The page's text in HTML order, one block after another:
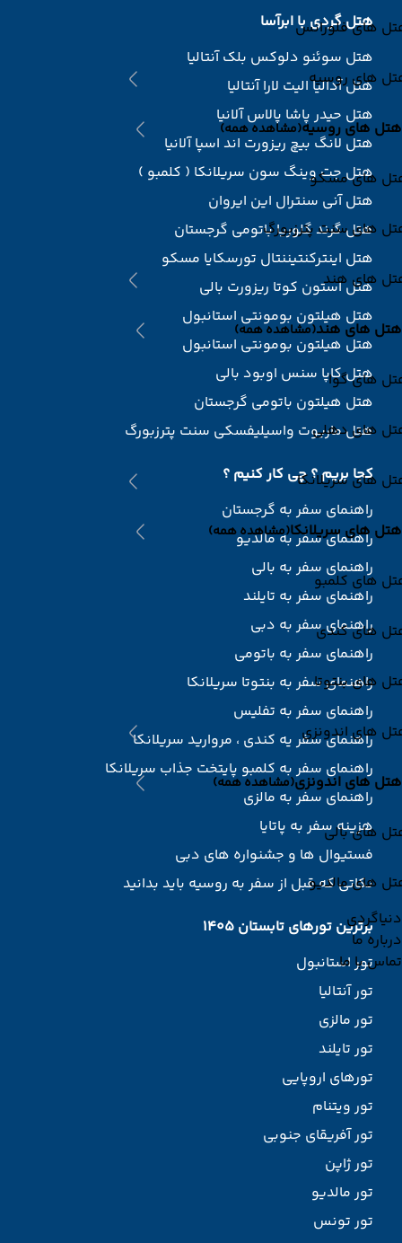
های فلورانس
های روسیه
هتل های روسیه(مشاهده همه)
های مسکو
های سنت پترزبورگ
های هند
هتل های هند(مشاهده همه)
های گوا
های دهلی
های سریلانکا
هتل های سریلانکا(مشاهده همه)
های کلمبو
های کندی
های بنتوتا
های اندونزی
هتل های اندونزی(مشاهده همه)
های بالی
های مالدیو
دنیاگردی
درباره ما
تماس با ما
هتل گردی با ابرآسا
هتل سوئنو دلوکس بلک آنتالیا
هتل آدالیا الیت لارا آنتالیا
هتل حیدر پاشا پالاس آلانیا
هتل لانگ بیچ ریزورت اند اسپا آلانیا
هتل جت وینگ سون سریلانکا ( کلمبو )
هتل آنی سنترال این ایروان
هتل گرند گلوریا باتومی گرجستان
هتل اینترکنتیننتال تورسکایا مسکو
هتل استون کوتا ریزورت بالی
هتل هیلتون بومونتی استانبول
هتل هیلتون بومونتی استانبول
هتل کاپا سنس اوبود بالی
هتل هیلتون باتومی گرجستان
هتل ماریوت واسیلیفسکی سنت پترزبورگ
کجا بریم ؟ چی کار کنیم ؟
راهنمای سفر به گرجستان
راهنمای سفر به مالدیو
راهنمای سفر به بالی
راهنمای سفر به تایلند
راهنمای سفر به دبی
راهنمای سفر به باتومی
راهنمای سفر به بنتوتا سریلانکا
راهنمای سفر به تفلیس
راهنمای سفر یه کندی ، مروارید سریلانکا
راهنمای سفر به کلمبو پایتخت جذاب سریلانکا
راهنمای سفر به مالزی
هزینه سفر به پاتایا
فستیوال ها و جشنواره های دبی
نکاتی که قبل از سفر به روسیه باید بدانید
برترین تورهای تابستان 1405
تور استانبول
تور آنتالیا
تور مالزی
تور تایلند
تورهای اروپایی
تور ویتنام
تور آفریقای جنوبی
تور ژاپن
تور مالدیو
تور تونس